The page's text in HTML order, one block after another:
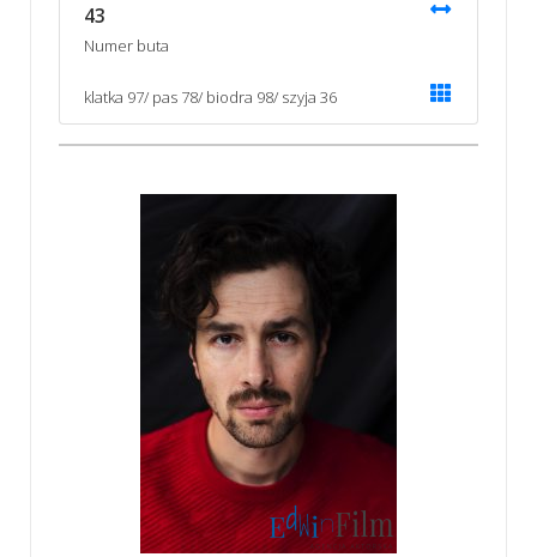
43
Numer buta
klatka 97/ pas 78/ biodra 98/ szyja 36